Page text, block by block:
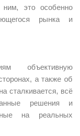
это особенно
рынка и
объективную
а также об
сталкивается, всё
решения и
на реальных